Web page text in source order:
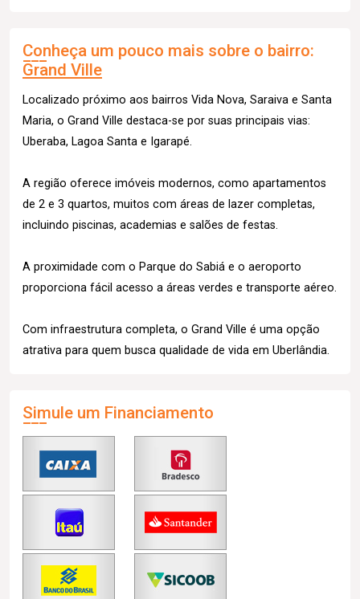
Conheça um pouco mais sobre o bairro:
Grand Ville
Localizado próximo aos bairros Vida Nova, Saraiva e Santa
Maria, o Grand Ville destaca-se por suas principais vias:
Uberaba, Lagoa Santa e Igarapé.
A região oferece imóveis modernos, como apartamentos
de 2 e 3 quartos, muitos com áreas de lazer completas,
incluindo piscinas, academias e salões de festas.
A proximidade com o Parque do Sabiá e o aeroporto
proporciona fácil acesso a áreas verdes e transporte aéreo.
Com infraestrutura completa, o Grand Ville é uma opção
atrativa para quem busca qualidade de vida em Uberlândia.
Simule um Financiamento